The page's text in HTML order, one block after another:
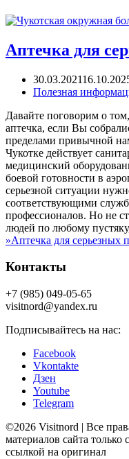
Аптечка для
30.03.2021
Полезная
Давайте поговорим о
аптечка, если Вы
пределами привычной
Чукотке действует
медицинский
боевой готовности в
серьезной ситуации
соответствующими
профессионалов. Но не
людей по любому
»Аптечка для серьезных
Контакты
+7 (985) 049-05-65
visitnord@yandex.ru
Подписывайтесь на нас:
Facebook
Vkontakte
Дзен
Youtube
Telegram
©2026 Visitnord | Все
материалов сайта
ссылкой на оригинал